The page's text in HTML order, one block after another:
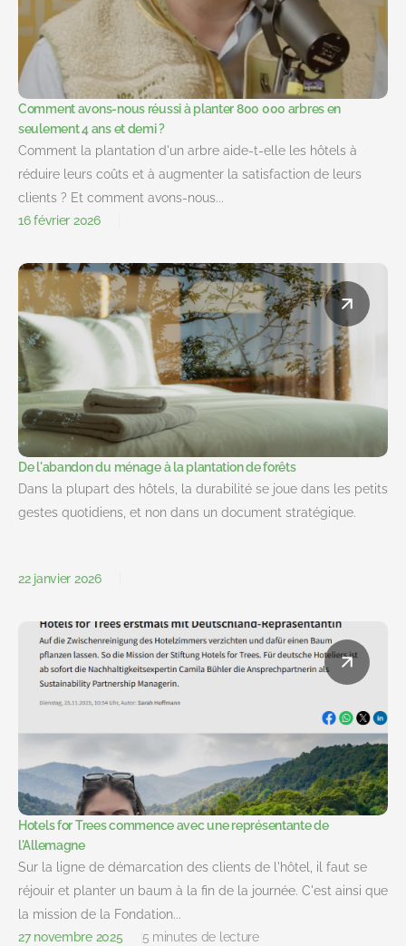
Comment avons-nous réussi à planter 800 000 arbres en
seulement 4 ans et demi ?
Comment la plantation d'un arbre aide-t-elle les hôtels à
réduire leurs coûts et à augmenter la satisfaction de leurs
clients ? Et comment avons-nous...
16 février 2026
De l'abandon du ménage à la plantation de forêts
Dans la plupart des hôtels, la durabilité se joue dans les petits
gestes quotidiens, et non dans un document stratégique.
22 janvier 2026
Hotels for Trees commence avec une représentante de
l'Allemagne
Sur la ligne de démarcation des clients de l'hôtel, il faut se
réjouir et planter un baum à la fin de la journée. C'est ainsi que
la mission de la Fondation...
27 novembre 2025
5 minutes de lecture